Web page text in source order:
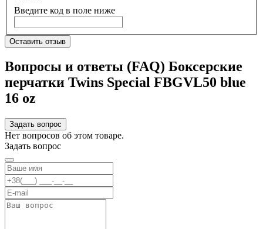
Введите код в поле ниже
Оставить отзыв
Вопросы и ответы (FAQ) Боксерские
перчатки Twins Special FBGVL50 blue
16 oz
Задать вопрос
Нет вопросов об этом товаре.
Задать вопрос